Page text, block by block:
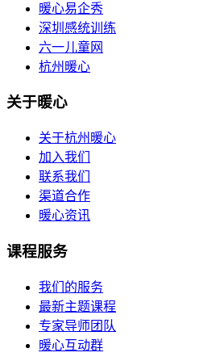
暖心易企秀
深圳感统训练
六一儿童网
杭州暖心
关于暖心
关于杭州暖心
加入我们
联系我们
渠道合作
暖心资讯
课程服务
我们的服务
最新主题课程
专家导师团队
暖心互动群